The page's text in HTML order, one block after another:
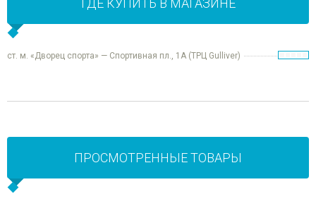
ГДЕ КУПИТЬ В МАГАЗИНЕ
ст. м. «Дворец спорта» — Спортивная пл., 1А (ТРЦ Gulliver)
ПРОСМОТРЕННЫЕ ТОВАРЫ